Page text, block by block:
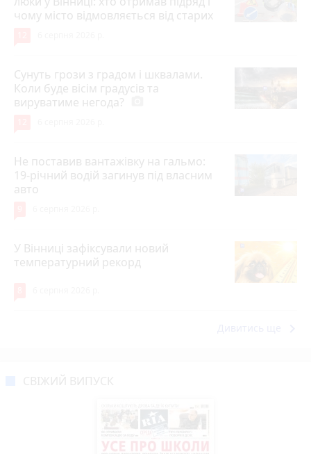
чому місто відмовляється від старих
Сунуть грози з градом і шквалами.
Коли буде вісім градусів та
вируватиме негода?
Не поставив вантажівку на гальмо:
19-річний водій загинув під власним
авто
У Вінниці зафіксували новий
температурний рекорд